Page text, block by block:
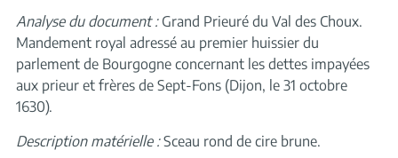
Analyse du document :Grand Prieuré du Val des Choux.
Mandement royal adressé au premier huissier du
parlement de Bourgogne concernant les dettes impayées
aux prieur et frères de Sept-Fons (Dijon, le 31 octobre
1630).
Description matérielle :Sceau rond de cire brune.